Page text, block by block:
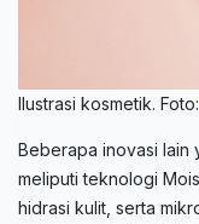
Ilustrasi kosmetik. Foto:
Beberapa inovasi lain
meliputi teknologi
hidrasi kulit, serta